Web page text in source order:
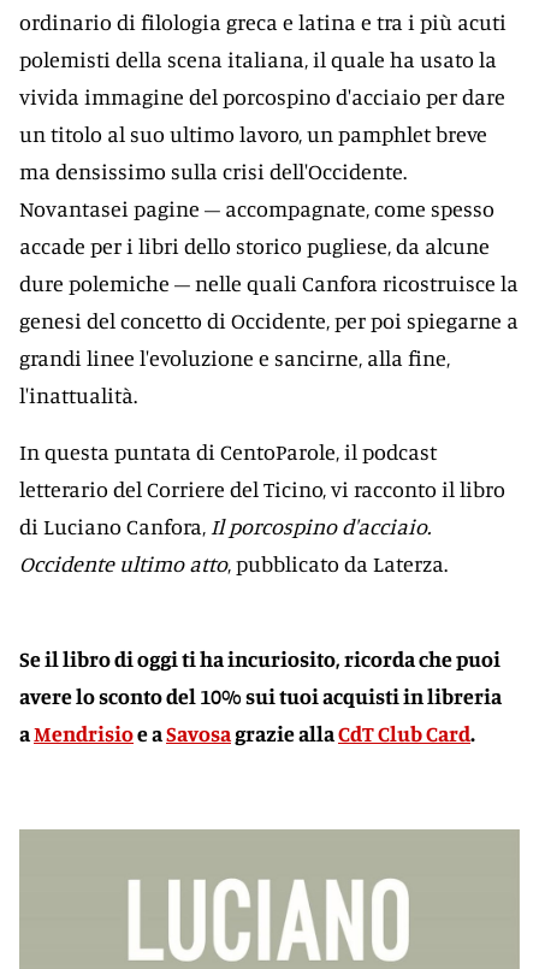
ordinario di filologia greca e latina e tra i più acuti
polemisti della scena italiana, il quale ha usato la
vivida immagine del porcospino d'acciaio per dare
un titolo al suo ultimo lavoro, un pamphlet breve
ma densissimo sulla crisi dell'Occidente.
Novantasei pagine – accompagnate, come spesso
accade per i libri dello storico pugliese, da alcune
dure polemiche – nelle quali Canfora ricostruisce la
genesi del concetto di Occidente, per poi spiegarne a
grandi linee l'evoluzione e sancirne, alla fine,
l'inattualità.
In questa puntata di CentoParole, il podcast
letterario del Corriere del Ticino, vi racconto il libro
di Luciano Canfora, Il porcospino d'acciaio.
Occidente ultimo atto, pubblicato da Laterza.
Se il libro di oggi ti ha incuriosito, ricorda che puoi
avere lo sconto del 10% sui tuoi acquisti in libreria
aMendrisioe aSavosagrazie allaCdT Club Card.